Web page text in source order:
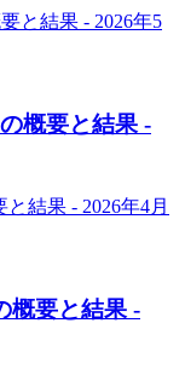
概要と結果 -
概要と結果 -